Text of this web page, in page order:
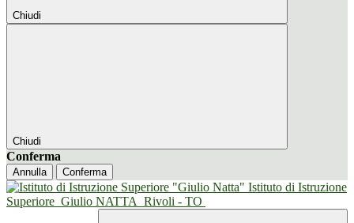
Chiudi
Chiudi
Conferma
Annulla Conferma
Istituto di Istruzione
Superiore Giulio NATTA Rivoli - TO